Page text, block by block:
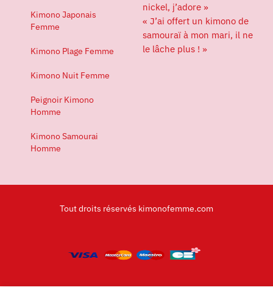
Kimono Japonais
Femme
Kimono Plage Femme
Kimono Nuit Femme
Peignoir Kimono
Homme
Kimono Samourai
Homme
nickel, j’adore »
« J’ai offert un kimono de
samouraï à mon mari, il ne
le lâche plus ! »
Tout droits réservés kimonofemme.com